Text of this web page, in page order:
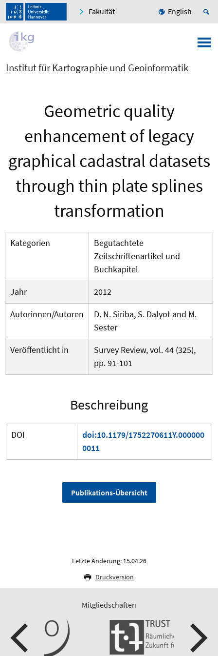
Fakultät English
Institut für Kartographie und Geoinformatik
Geometric quality
enhancement of legacy
graphical cadastral datasets
through thin plate splines
transformation
Kategorien
Begutachtete
Zeitschriftenartikel und
Buchkapitel
Jahr
2012
Autorinnen/Autoren
D. N. Siriba, S. Dalyot and M.
Sester
Veröffentlicht in
Survey Review, vol. 44 (325),
pp. 91-101
Beschreibung
DOI
doi:10.1179/1752270611Y.000000
0011
Publikations-Übersicht
Letzte Änderung: 15.04.26
Druckversion
Mitgliedschaften